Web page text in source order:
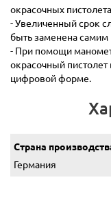
окрасочных
- Увеличенный срок
быть заменена самим
- При помощи
окрасочный
цифровой форме.
Страна
Германия